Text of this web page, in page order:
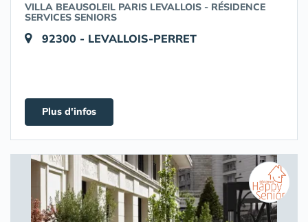
VILLA BEAUSOLEIL PARIS LEVALLOIS - RÉSIDENCE
SERVICES SENIORS
92300 - LEVALLOIS-PERRET
Plus d'infos